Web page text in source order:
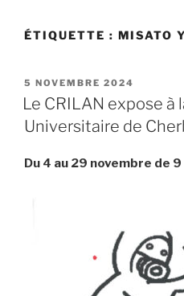
ÉTIQUETTE : MISATO
PUBLIÉ
LE
5 NOVEMBRE 2024
Le CRILAN expose
Universitaire de
Du 4 au 29 novembre de 9